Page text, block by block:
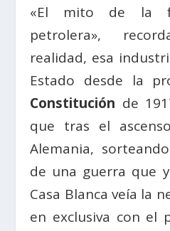
«El mito de la
petrolera»,
realidad, esa
Estado desde la
Constitución de
que tras el
Alemania,
de una guerra que
Casa Blanca veía la
en exclusiva con el